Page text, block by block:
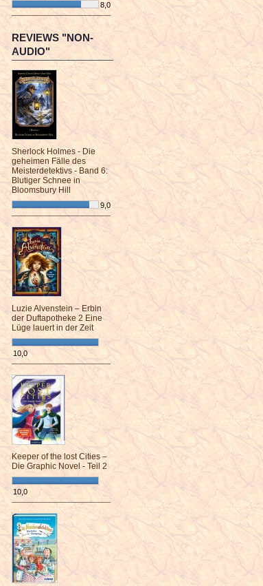
8,0
¯¯¯¯¯¯¯¯¯¯¯¯¯¯¯¯¯¯¯¯¯¯¯¯
REVIEWS "NON-
AUDIO"
Sherlock Holmes - Die
geheimen Fälle des
Meisterdetektivs - Band 6:
Blutiger Schnee in
Bloomsbury Hill
9,0
¯¯¯¯¯¯¯¯¯¯¯¯¯¯¯¯¯¯¯¯¯¯¯¯
Luzie Alvenstein – Erbin
der Duftapotheke 2 Eine
Lüge lauert in der Zeit
10,0
¯¯¯¯¯¯¯¯¯¯¯¯¯¯¯¯¯¯¯¯¯¯¯¯
Keeper of the lost Cities –
Die Graphic Novel - Teil 2
10,0
¯¯¯¯¯¯¯¯¯¯¯¯¯¯¯¯¯¯¯¯¯¯¯¯